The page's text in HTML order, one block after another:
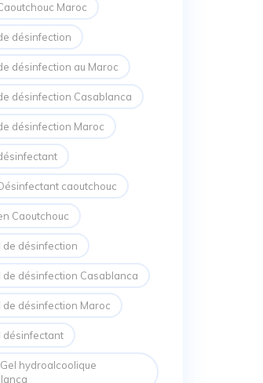
Maroc
désinfection
désinfection au Maroc
désinfection Casablanca
désinfection Maroc
caoutchouc
Caoutchouc
de désinfection
de désinfection Casablanca
de désinfection Maroc
désinfectant
hydroalcoolique